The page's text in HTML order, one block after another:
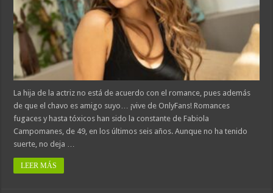
La hija de la actriz no está de acuerdo con el romance, pues además
de que el chavo es amigo suyo… ¡vive de OnlyFans! Romances
fugaces y hasta tóxicos han sido la constante de Fabiola
Campomanes, de 49, en los últimos seis años. Aunque no ha tenido
suerte, no deja …
LEER MÁS